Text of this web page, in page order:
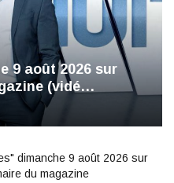
9 août 2026 sur
(vidé…
dimanche 9 août 2026 sur
du magazine